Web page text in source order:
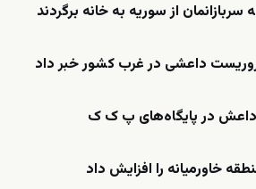
از سوریه به خانه برگردند
در پایگاه‌های پ ک ک
خاورمیانه را افزایش داد